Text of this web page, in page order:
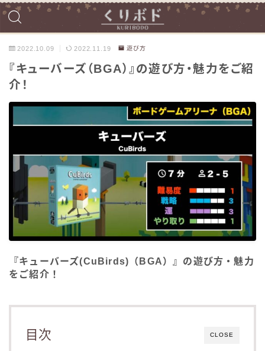
2022.10.09 2022.11.19 遊び方
『キューバーズ（BGA）』の遊び方・魅力をご紹
介！
『キューバーズ(CuBirds)（BGA）』の遊び方・魅力
をご紹介！
CLOSE
目次